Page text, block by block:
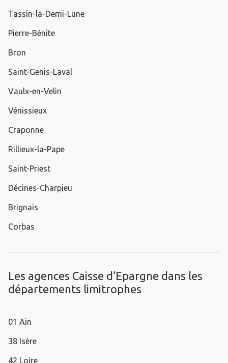
Tassin-la-Demi-Lune
Pierre-Bénite
Bron
Saint-Genis-Laval
Vaulx-en-Velin
Vénissieux
Craponne
Rillieux-la-Pape
Saint-Priest
Décines-Charpieu
Brignais
Corbas
Les agences Caisse d’Epargne dans les
départements limitrophes
01 Ain
38 Isère
42 Loire